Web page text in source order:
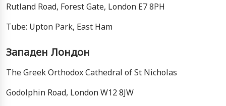
Rutland Road, Forest Gate, London E7 8PH
Tube: Upton Park, East Ham
Западен Лондон
The Greek Orthodox Cathedral of St Nicholas
Godolphin Road, London W12 8JW